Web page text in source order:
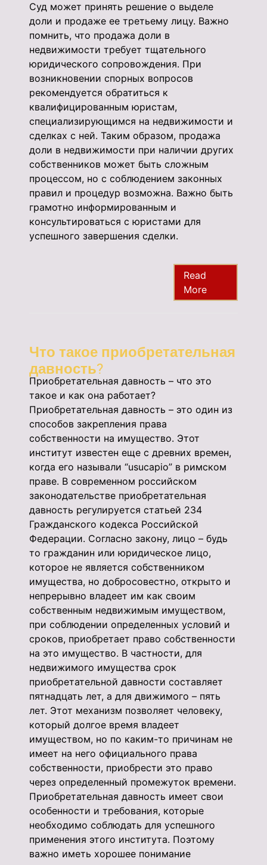
Суд может принять решение о выделе
доли и продаже ее третьему лицу. Важно
помнить, что продажа доли в
недвижимости требует тщательного
юридического сопровождения. При
возникновении спорных вопросов
рекомендуется обратиться к
квалифицированным юристам,
специализирующимся на недвижимости и
сделках с ней. Таким образом, продажа
доли в недвижимости при наличии других
собственников может быть сложным
процессом, но с соблюдением законных
правил и процедур возможна. Важно быть
грамотно информированным и
консультироваться с юристами для
успешного завершения сделки.
Read
More
Что такое приобретательная
давность?
Приобретательная давность – что это
такое и как она работает?
Приобретательная давность – это один из
способов закрепления права
собственности на имущество. Этот
институт известен еще с древних времен,
когда его называли “usucapio” в римском
праве. В современном российском
законодательстве приобретательная
давность регулируется статьей 234
Гражданского кодекса Российской
Федерации. Согласно закону, лицо – будь
то гражданин или юридическое лицо,
которое не является собственником
имущества, но добросовестно, открыто и
непрерывно владеет им как своим
собственным недвижимым имуществом,
при соблюдении определенных условий и
сроков, приобретает право собственности
на это имущество. В частности, для
недвижимого имущества срок
приобретательной давности составляет
пятнадцать лет, а для движимого – пять
лет. Этот механизм позволяет человеку,
который долгое время владеет
имуществом, но по каким-то причинам не
имеет на него официального права
собственности, приобрести это право
через определенный промежуток времени.
Приобретательная давность имеет свои
особенности и требования, которые
необходимо соблюдать для успешного
применения этого института. Поэтому
важно иметь хорошее понимание